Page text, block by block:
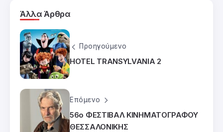
Άλλα Άρθρα
Προηγούμενο
HOTEL TRANSYLVANIA 2
Επόμενο
56ο ΦΕΣΤΙΒΑΛ ΚΙΝΗΜΑΤΟΓΡΑΦΟΥ
ΘΕΣΣΑΛΟΝΙΚΗΣ